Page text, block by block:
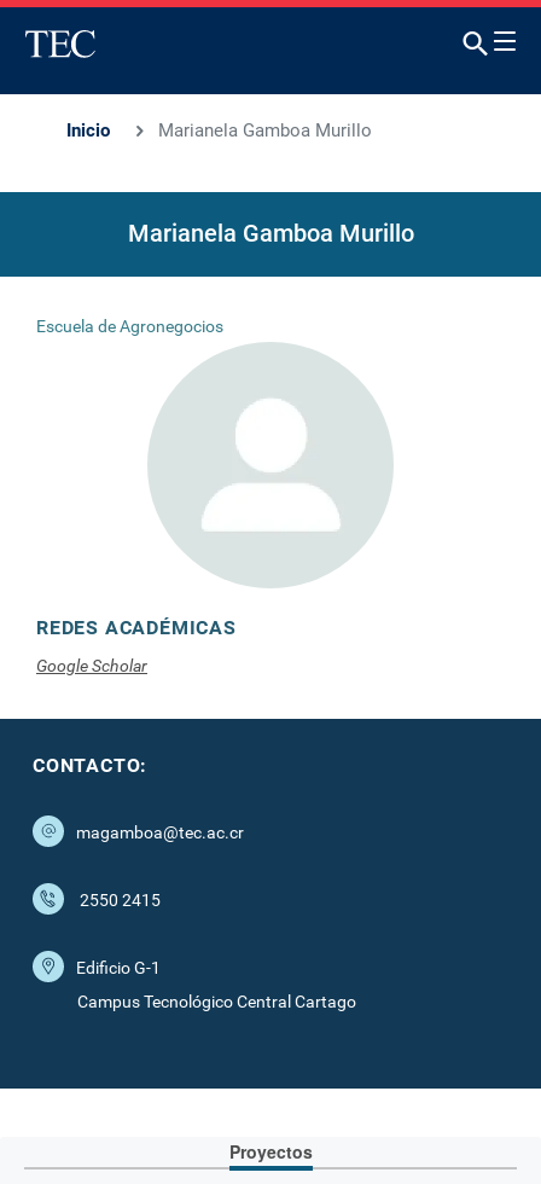
Inicio Marianela Gamboa Murillo
Marianela Gamboa Murillo
Escuela de Agronegocios
REDES ACADÉMICAS
Google Scholar
CONTACTO:
magamboa@tec.ac.cr
2550 2415
Edificio G-1
Campus Tecnológico Central Cartago
Proyectos